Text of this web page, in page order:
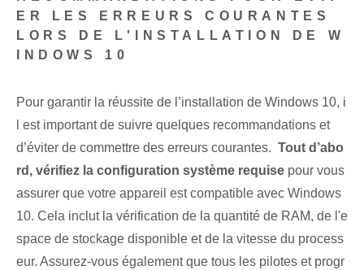
ER LES ERREURS COURANTES
LORS DE L'INSTALLATION DE W
INDOWS 10
Pour garantir la réussite de l’installation de Windows 10, i
l est important de suivre quelques recommandations et
d’éviter de commettre des erreurs courantes. ‍ Tout d’abo
rd, vérifiez la configuration système requise ‍pour vous
assurer que votre appareil est compatible avec Windows
10. Cela inclut la vérification de la quantité de RAM, de l'e
space de stockage disponible et de la vitesse du process
eur. Assurez-vous également que tous les ⁣pilotes‍ et‌ progr